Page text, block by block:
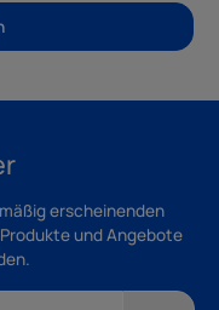
erscheinenden
und Angebote